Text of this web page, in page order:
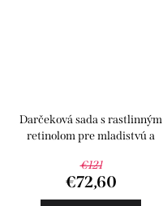
Darčeková sada s rastlinným
retinolom pre mladistvú a
€121
€72,60